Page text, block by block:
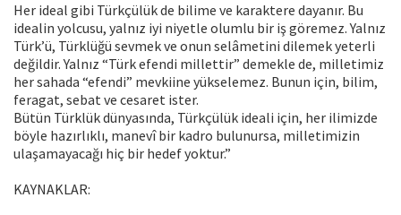
Her ideal gibi Türkçülük de bilime ve karaktere dayanır. Bu
idealin yolcusu, yalnız iyi niyetle olumlu bir iş göremez. Yalnız
Türk’ü, Türklüğü sevmek ve onun selâmetini dilemek yeterli
değildir. Yalnız “Türk efendi millettir” demekle de, milletimiz
her sahada “efendi” mevkiine yükselemez. Bunun için, bilim,
feragat, sebat ve cesaret ister.
Bütün Türklük dünyasında, Türkçülük ideali için, her ilimizde
böyle hazırlıklı, manevî bir kadro bulunursa, milletimizin
ulaşamayacağı hiç bir hedef yoktur.”
KAYNAKLAR: